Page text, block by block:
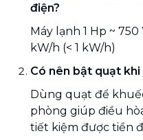
điện?
Máy lạnh 1 Hp ~
kW/h (< 1 kW/h)
Có nên bật quạt khi
Dùng quạt để
phòng giúp điều
tiết kiệm được tiền